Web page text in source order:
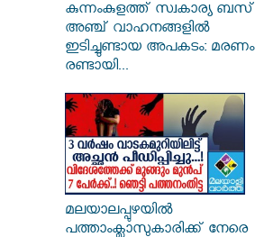
കുന്നംകുളത്ത് സ്വകാര്യ ബസ്
അഞ്ച് വാഹനങ്ങളിൽ
ഇടിച്ചുണ്ടായ അപകടം: മരണം
രണ്ടായി...
മലയാലപ്പുഴയിൽ
പത്താംക്ലാസുകാരിക്ക് നേരെ